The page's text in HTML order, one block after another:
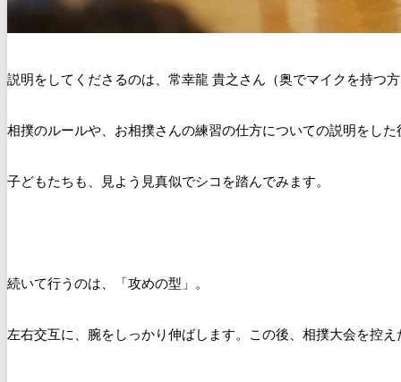
説明をしてくださるのは、 常幸龍 貴之さん（奥でマイクを持つ
相撲のルールや、お相撲さんの練習の仕方についての説明をし
子どもたちも、見よう見真似でシコを踏んでみます。
続いて行うのは、「攻めの型」。
左右交互に、腕をしっかり伸ばします。この後、相撲大会を控